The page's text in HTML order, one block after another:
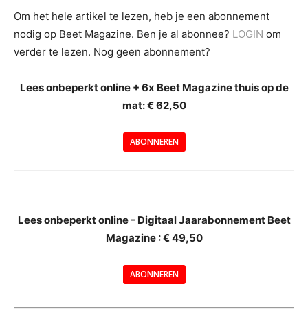
Om het hele artikel te lezen, heb je een abonnement
nodig op Beet Magazine. Ben je al abonnee? LOGIN om
verder te lezen. Nog geen abonnement?
Lees onbeperkt online + 6x Beet Magazine thuis op de
mat: € 62,50
ABONNEREN
Lees onbeperkt online - Digitaal Jaarabonnement Beet
Magazine : € 49,50
ABONNEREN